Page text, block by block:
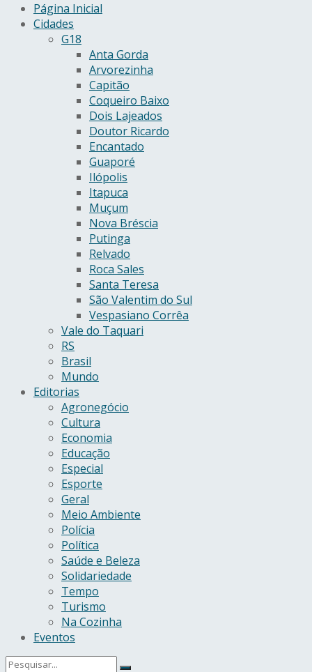
Página Inicial
Cidades
G18
Anta Gorda
Arvorezinha
Capitão
Coqueiro Baixo
Dois Lajeados
Doutor Ricardo
Encantado
Guaporé
Ilópolis
Itapuca
Muçum
Nova Bréscia
Putinga
Relvado
Roca Sales
Santa Teresa
São Valentim do Sul
Vespasiano Corrêa
Vale do Taquari
RS
Brasil
Mundo
Editorias
Agronegócio
Cultura
Economia
Educação
Especial
Esporte
Geral
Meio Ambiente
Polícia
Política
Saúde e Beleza
Solidariedade
Tempo
Turismo
Na Cozinha
Eventos